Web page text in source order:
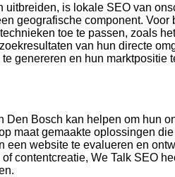
is lokale SEO van
geografische component.
toe te passen, zoals
van hun directe
genereren en hun marktpositie
Bosch kan helpen om hun
maat gemaakte oplossingen
website te evalueren en
contentcreatie, We Talk SEO